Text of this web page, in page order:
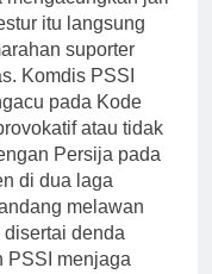
itu langsung
suporter
Komdis PSSI
pada Kode
atau tidak
Persija pada
di dua laga
melawan
denda
PSSI menjaga